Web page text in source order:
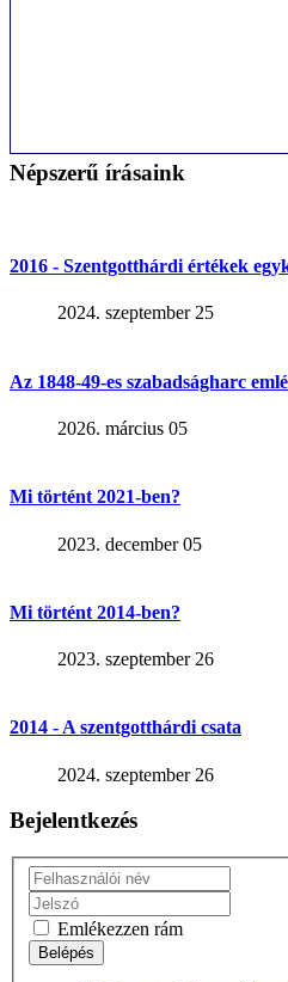
Népszerű írásaink
2016 - Szentgotthárdi értékek
2024. szeptember 25
Az 1848-49-es szabadságharc
2026. március 05
Mi történt 2021-ben?
2023. december 05
Mi történt 2014-ben?
2023. szeptember 26
2014 - A szentgotthárdi csata
2024. szeptember 26
Bejelentkezés
Emlékezzen rám